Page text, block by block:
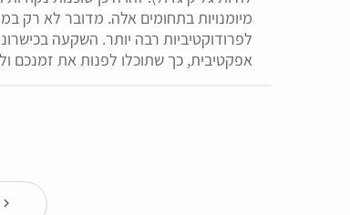
מיומנויות בתחומים אלה. מדובר לא רק
לפרודוקטיביות רבה יותר. השקעה
אפקטיבית, כך שתוכלו לפנות את זמנכם
keyboard_arrow_right